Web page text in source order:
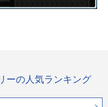
ーの人気ランキング